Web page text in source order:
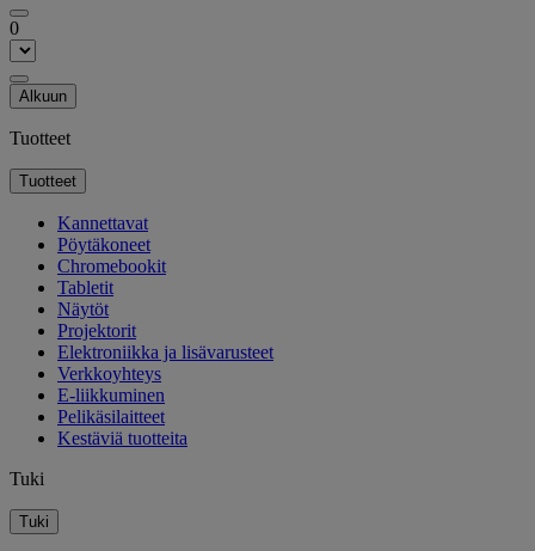
0
Alkuun
Tuotteet
Tuotteet
Kannettavat
Pöytäkoneet
Chromebookit
Tabletit
Näytöt
Projektorit
Elektroniikka ja lisävarusteet
Verkkoyhteys
E-liikkuminen
Pelikäsilaitteet
Kestäviä tuotteita
Tuki
Tuki